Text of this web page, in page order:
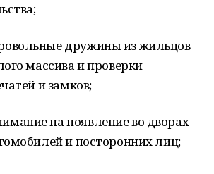
дружины из жильцов
массива и проверки
и замков;
на появление во дворах
и посторонних лиц;